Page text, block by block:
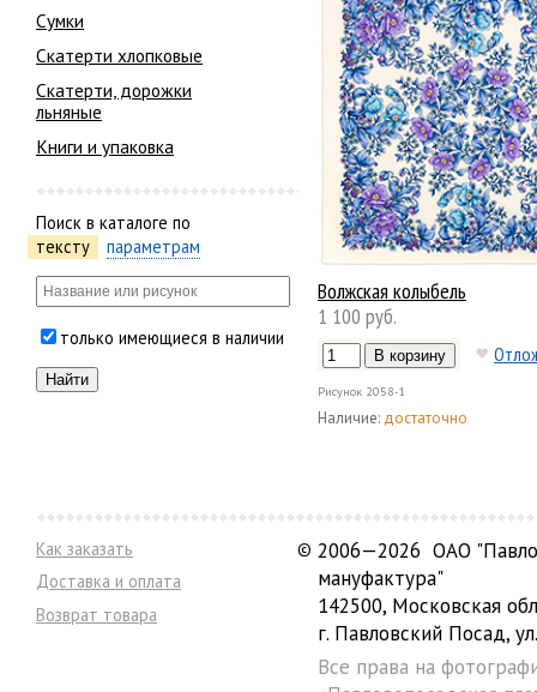
Сумки
Скатерти хлопковые
Скатерти, дорожки
льняные
Книги и упаковка
Поиск в каталоге по
тексту
параметрам
только имеющиеся в наличии
Волжская колыбель
1 100 руб.
Рисунок 2058-1
Наличие: достаточно
Как заказать
Доставка и оплата
Возврат товара
© 2006—2026 ОАО
мануфактура"
142500, Московская
г. Павловский Посад,
Все права на